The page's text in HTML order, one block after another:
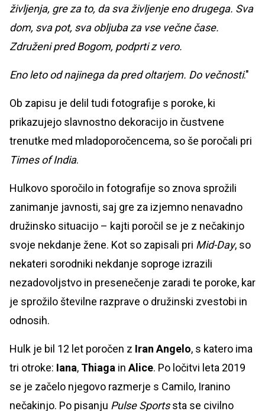
življenja, gre za to, da sva življenje eno drugega. Sva
dom, sva pot, sva obljuba za vse večne čase.
Združeni pred Bogom, podprti z vero.
Eno leto od najinega da pred oltarjem. Do večnosti."
Ob zapisu je delil tudi fotografije s poroke, ki
prikazujejo slavnostno dekoracijo in čustvene
trenutke med mladoporočencema, so še poročali pri
Times of India.
Hulkovo sporočilo in fotografije so znova sprožili
zanimanje javnosti, saj gre za izjemno nenavadno
družinsko situacijo – kajti poročil se je z nečakinjo
svoje nekdanje žene. Kot so zapisali pri Mid-Day, so
nekateri sorodniki nekdanje soproge izrazili
nezadovoljstvo in presenečenje zaradi te poroke, kar
je sprožilo številne razprave o družinski zvestobi in
odnosih.
Hulk je bil 12 let poročen z Iran Angelo, s katero ima
tri otroke: Iana, Thiaga in Alice. Po ločitvi leta 2019
se je začelo njegovo razmerje s Camilo, Iranino
nečakinjo. Po pisanju Pulse Sportssta se civilno